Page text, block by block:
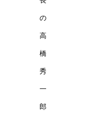
の
高
橋
秀
一
郎